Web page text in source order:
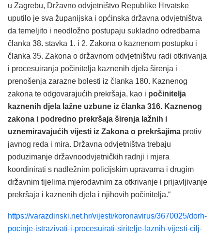
u Zagrebu, Državno odvjetništvo Republike Hrvatske
uputilo je sva županijska i općinska državna odvjetništva
da temeljito i neodložno postupaju sukladno odredbama
članka 38. stavka 1. i 2. Zakona o kaznenom postupku i
članka 35. Zakona o državnom odvjetništvu radi otkrivanja
i procesuiranja počinitelja kaznenih djela širenja i
prenošenja zarazne bolesti iz članka 180. Kaznenog
zakona te odgovarajućih prekršaja, kao i počinitelja
kaznenih djela lažne uzbune iz članka 316. Kaznenog
zakona i podredno prekršaja širenja lažnih i
uznemiravajućih vijesti iz Zakona o prekršajima protiv
javnog reda i mira. Državna odvjetništva trebaju
poduzimanje državnoodvjetničkih radnji i mjera
koordinirati s nadležnim policijskim upravama i drugim
državnim tijelima mjerodavnim za otkrivanje i prijavljivanje
prekršaja i kaznenih djela i njihovih počinitelja.“
https://varazdinski.net.hr/vijesti/koronavirus/3670025/dorh-
pocinje-istrazivati-i-procesuirati-siritelje-laznih-vijesti-cilj-